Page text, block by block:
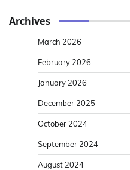
Archives
March 2026
February 2026
January 2026
December 2025
October 2024
September 2024
August 2024